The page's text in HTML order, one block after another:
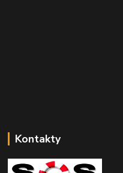
Kontakty